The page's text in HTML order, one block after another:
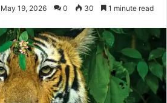
May 19, 2026 0 30 1 minute read